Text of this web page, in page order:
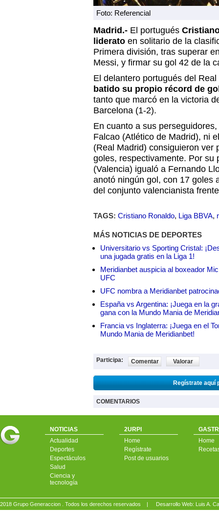
Foto: Referencial
Madrid.- El portugués
liderato en solitario de la
Primera división, tras superar
Messi, y firmar su gol 42 de la
El delantero portugués del
batido su propio récord de
tanto que marcó en la victoria
Barcelona (1-2).
En cuanto a sus
Falcao (Atlético de Madrid), ni
(Real Madrid) consiguieron ver
goles, respectivamente. Por su
(Valencia) igualó a Fernando
anotó ningún gol, con 17 goles
del conjunto valencianista
TAGS: Cristiano Ronaldo, Liga BBVA,
MÁS NOTICIAS DE DEPORTES
Universitario vs Sporting Cristal:
una jugada gratis en la Liga 1!
Meridianbet auspicia al boxeador
UFC
UFC nombra a Meridianbet
España vs Argentina: ¡Juega en la
gana con la Mundo Mania de
Francia vs Inglaterra: ¡Juega en el
Mundo Mania de Meridianbet!
Participa: Comentar Valorar
Regístrate aquí
COMENTARIOS
NOTICIAS
Actualidad
Deportes
Espectáculos
Salud
Ciencia y
tecnología
2URPI
Home
Regístrate
Post de usuarios
Home
2018 Grupo Generaccion . Todos los derechos reservados | Desarrollo Web: Luis